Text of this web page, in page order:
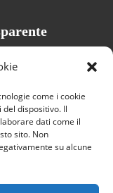
come i cookie
dispositivo. Il
dati come il
sito. Non
su alcune